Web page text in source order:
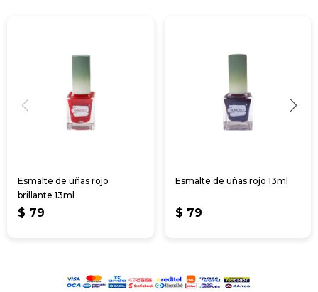
Esmalte de uñas rojo
brillante 13ml
$ 79
Esmalte de uñas rojo 13ml
$ 79